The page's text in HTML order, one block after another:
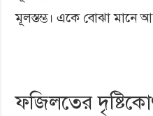
মূলস্তম্ভ। একে বোঝা মানে
ফজিলতের